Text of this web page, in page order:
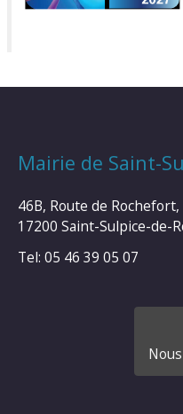
Mairie de Saint-
46B, Route de Rochefort,
17200 Saint-Sulpice-de-
Tel: 05 46 39 05 07